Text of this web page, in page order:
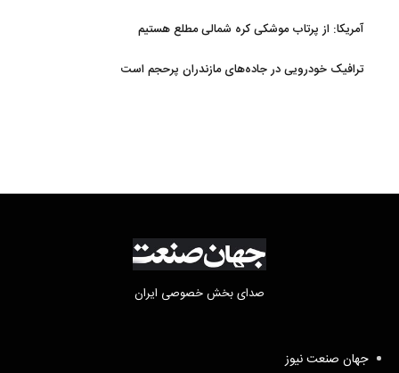
آمریکا: از پرتاب موشکی کره شمالی مطلع هستیم
ترافیک خودرویی در جاده‌های مازندران پرحجم است
صدای بخش خصوصی ایران
جهان صنعت نیوز